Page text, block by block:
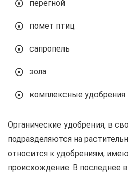
перегной
помет птиц
сапропель
зола
комплексные удобрения
Органические удобрения, в
подразделяются на
относится к удобрениям,
происхождение. В последнее